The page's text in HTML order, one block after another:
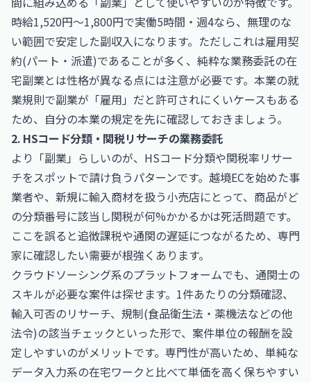
時給1,520円〜1,800円で実働5時間・週4なら、無理のな
い範囲で安定した副収入になります。ただしこれは雇用契
約(パート・派遣)であることが多く、純粋な業務委託の在
宅副業とは性格が異なる点には注意が必要です。本業の就
業規則で副業が「雇用」だと許可されにくいケースもある
ため、自分の本業の規定を先に確認しておきましょう。
2. HSコード分類・関税リサーチの業務委託
より「副業」らしいのが、HSコード分類や関税率リサー
チをスポットで請け負うパターンです。越境ECを始めた事
業者や、新規に輸入商材を扱う小売店にとって、商品がど
の分類番号に該当し関税が何%かかるかは死活問題です。
ここを誤ると追徴課税や通関の遅延につながるため、専門
家に確認したい需要が根強くあります。
クラウドソーシング系のプラットフォームでも、通関士の
スキルが必要な案件は探せます。1件あたりの分類確認、
輸入可否のリサーチ、規制(食品衛生法・薬機法などの他
法令)の該当チェックといった形で、案件単位の報酬を設
定しやすいのがメリットです。専門性が高いため、単純な
データ入力系の在宅ワークと比べて単価を高く保ちやすい